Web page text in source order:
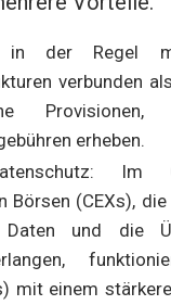
in der Regel
verbunden
Provisionen,
erheben.
Im
Börsen (CEXs),
Daten und die
mit einem